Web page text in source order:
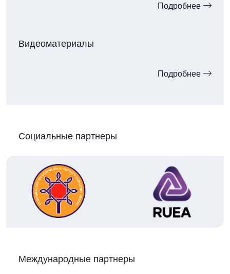
Подробнее
Видеоматериалы
Подробнее
Социальные партнеры
Международные партнеры